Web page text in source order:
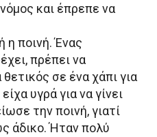
και έπρεπε να
ποινή. Ένας
πρέπει να
σε ένα χάπι για
υγρά για να γίνει
την ποινή, γιατί
άδικο. Ήταν πολύ